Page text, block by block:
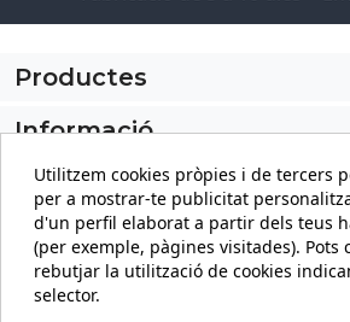
Productes
Informació
El meu compte
Informació sobre la
Utilitzem cookies pròpies i de tercers
per a mostrar-te publicitat
d'un perfil elaborat a partir dels teus
(per exemple, pàgines visitades). Pots
rebutjar la utilització de cookies
selector.